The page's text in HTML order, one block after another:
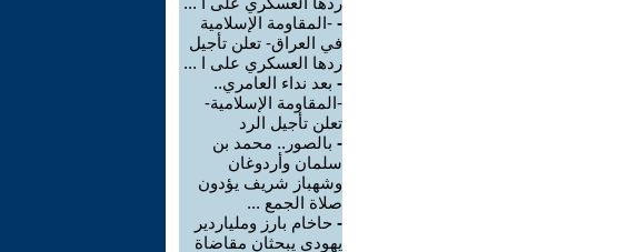
- -المقاومة الإسلامية
في العراق- تعلن تأجيل
ردها العسكري على ا ...
- بعد نداء العامري..
-المقاومة الإسلامية-
تعلن تأجيل الرد
- بالصور.. محمد بن
سلمان وأردوغان
وشهباز شريف يؤدون
صلاة الجمع ...
- حاخام بارز وملياردير
يهودي يبحثان مقاضاة